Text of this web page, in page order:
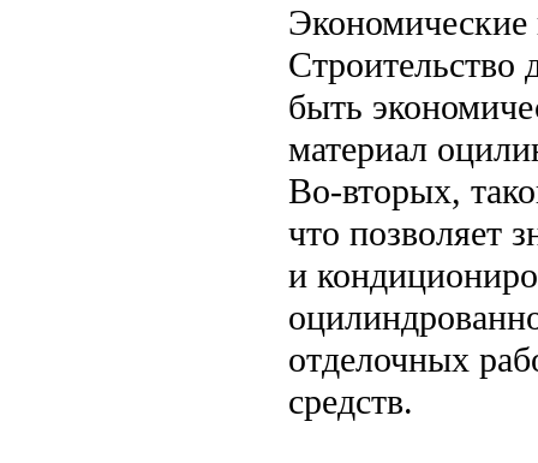
Строительство
быть
материал
Во-вторых,
что позволяет
и
отделочных
средств.